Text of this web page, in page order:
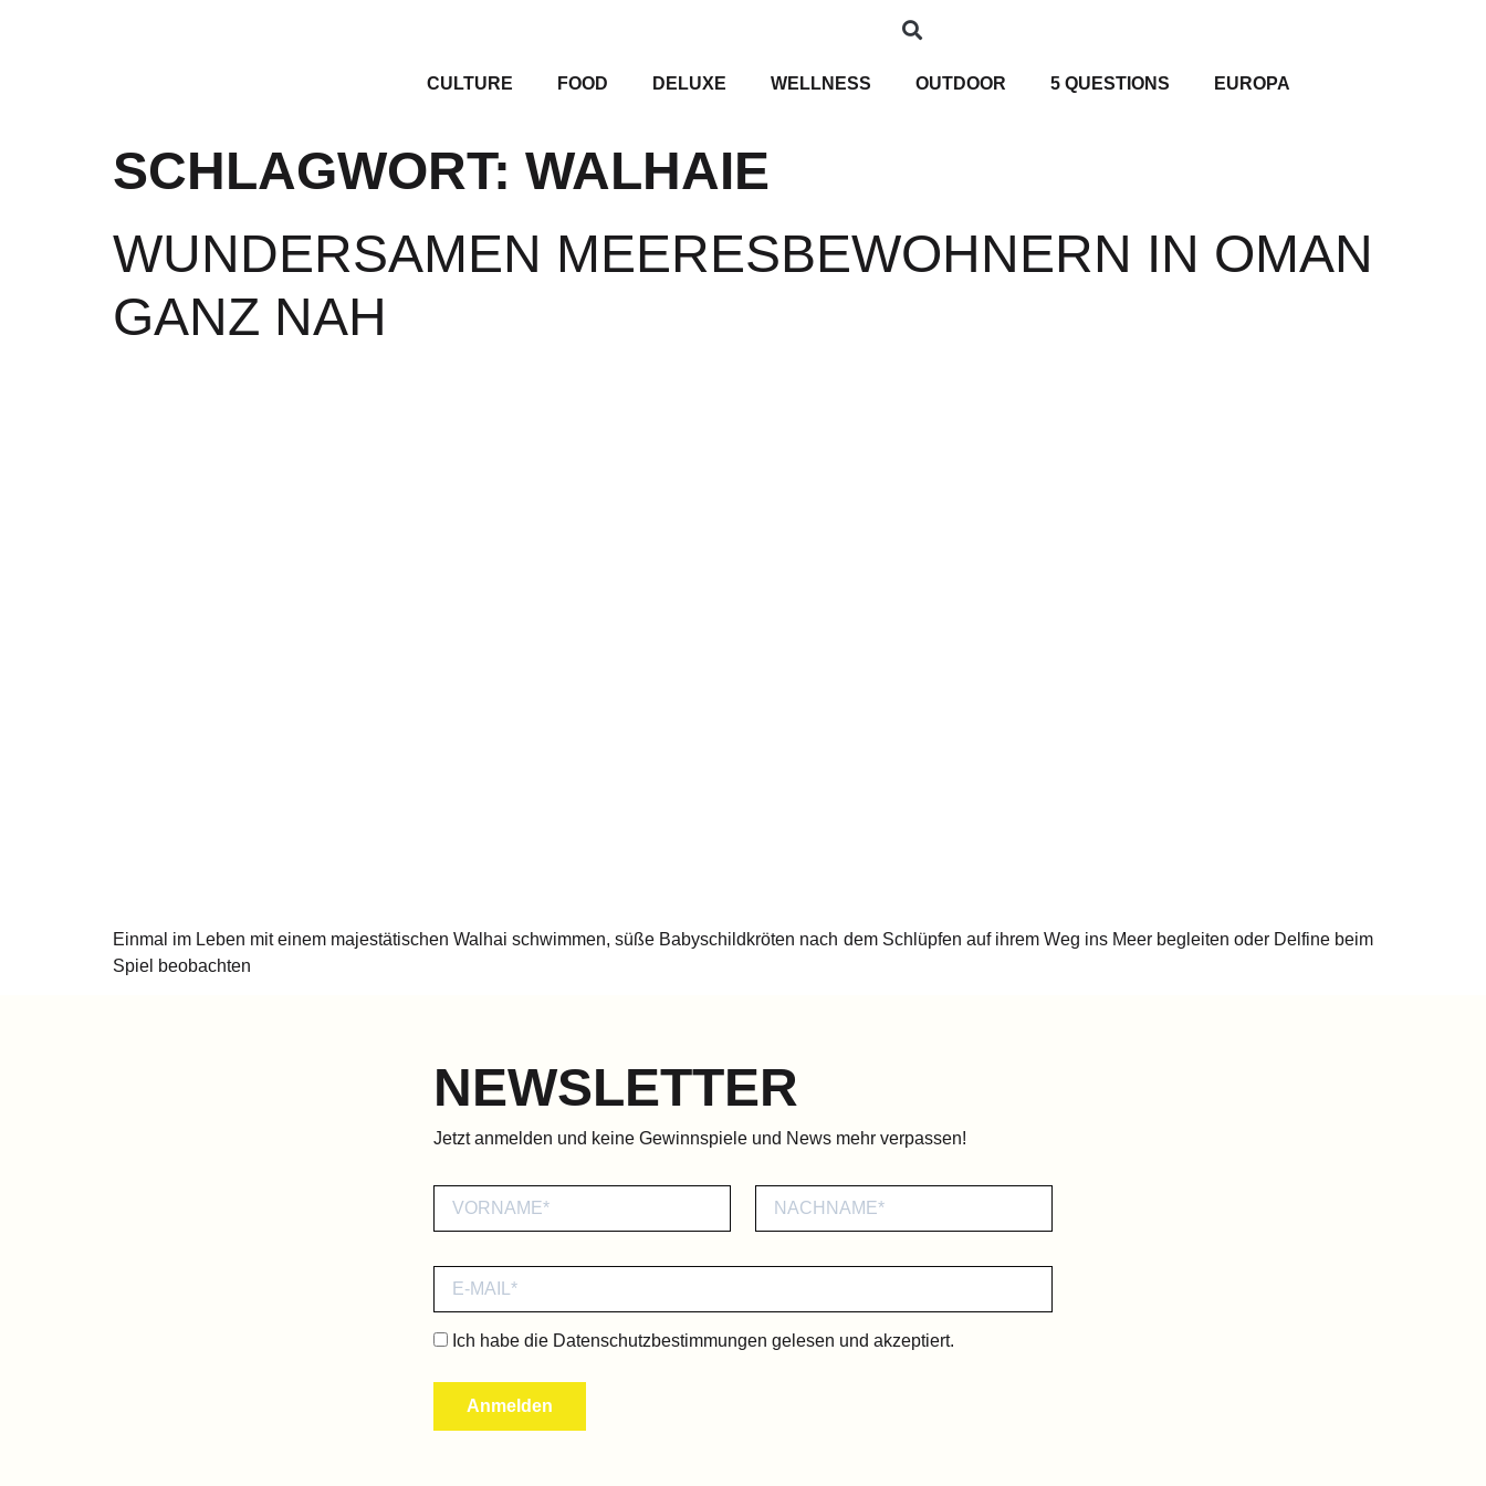
CULTURE FOOD DELUXE WELLNESS OUTDOOR 5 QUESTIONS EUROPA
SCHLAGWORT: WALHAIE
WUNDERSAMEN MEERESBEWOHNERN IN OMAN
GANZ NAH
Einmal im Leben mit einem majestätischen Walhai schwimmen, süße Babyschildkröten nach dem Schlüpfen auf ihrem Weg ins Meer begleiten oder Delfine beim
Spiel beobachten
NEWSLETTER
Jetzt anmelden und keine Gewinnspiele und News mehr verpassen!
Ich habe die Datenschutzbestimmungen gelesen und akzeptiert.